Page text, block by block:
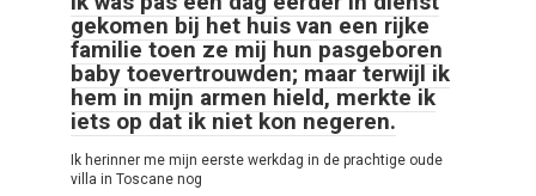
gekomen bij het huis van een rijke
familie toen ze mij hun pasgeboren
baby toevertrouwden; maar terwijl ik
hem in mijn armen hield, merkte ik
iets op dat ik niet kon negeren.
Ik herinner me mijn eerste werkdag in de prachtige oude
villa in Toscane nog